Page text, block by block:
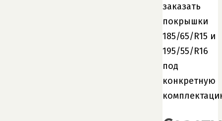
заказать
покрышки
185/65/R15 и
195/55/R16
под
конкретную